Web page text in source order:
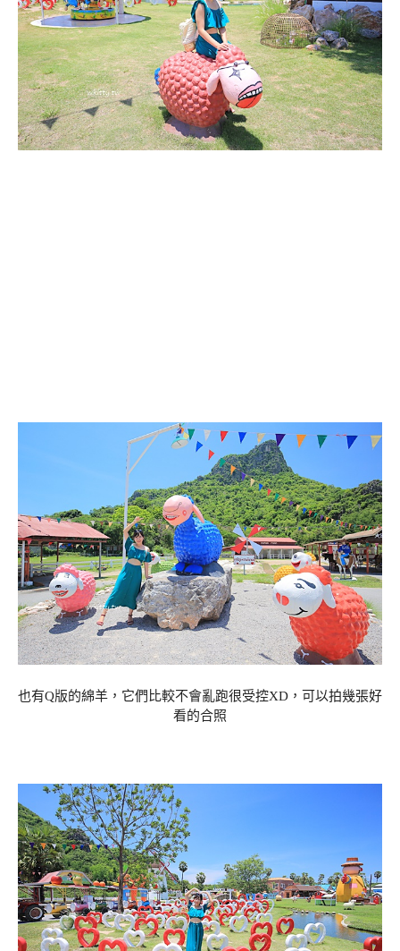
也有Q版的綿羊，它們比較不會亂跑很受控XD，可以拍幾張好
看的合照